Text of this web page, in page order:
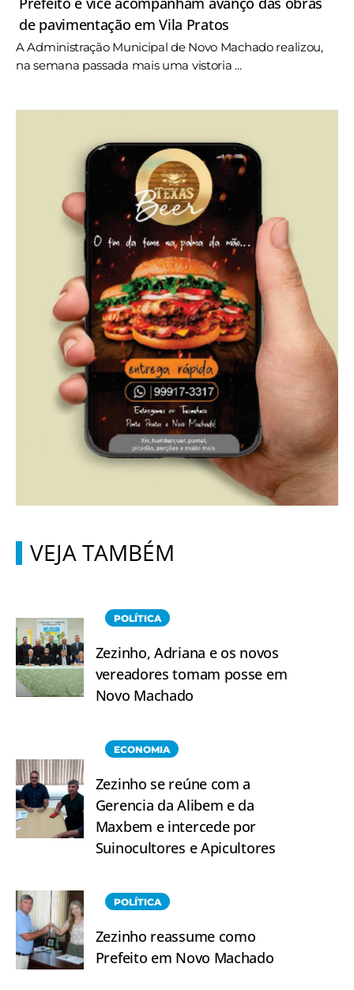
de pavimentação em Vila Pratos
A Administração Municipal de Novo Machado realizou,
na semana passada mais uma vistoria ...
VEJA TAMBÉM
POLÍTICA
Zezinho, Adriana e os novos
vereadores tomam posse em
Novo Machado
ECONOMIA
Zezinho se reúne com a
Gerencia da Alibem e da
Maxbem e intercede por
Suinocultores e Apicultores
POLÍTICA
Zezinho reassume como
Prefeito em Novo Machado